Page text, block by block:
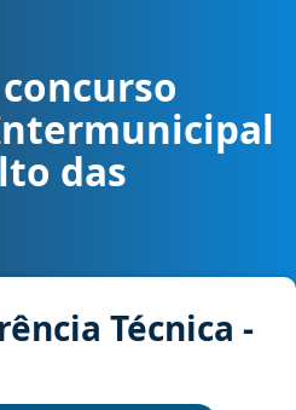
Intermunicipal de
das
Técnica -